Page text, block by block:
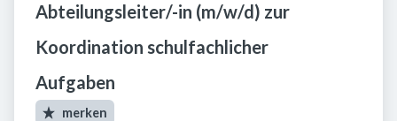
Abteilungsleiter/-in (m/w/d) zur
Koordination schulfachlicher
Aufgaben
merken